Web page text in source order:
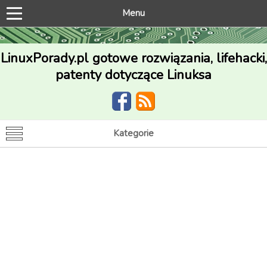
Menu
LinuxPorady.pl gotowe rozwiązania, lifehacki,
patenty dotyczące Linuksa
Kategorie